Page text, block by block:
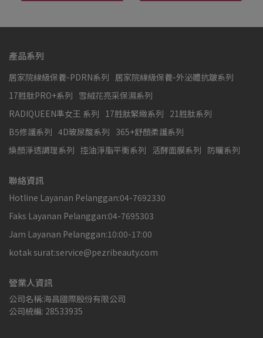
產品系列
居家院線級保養-PDRN系列 居家院線級保養-外泌體抗皺系列
17胜肽PRO+系列 雪絨花亮采保濕系列
RADIQUEEN準女王 系列 17胜肽緊緻系列 21胜肽系列
B5修護系列 4D玻尿酸系列 365+舒顏柔護系列
煥顏淨透調理系列 控油淨脂平衡系列 活酵面膜系列 防曬系列
聯絡資訊
Hotline Layanan Pelanggan:04-7692330
Faks Layanan Pelanggan:04-7695303
Jam Layanan Pelanggan:10:00-17:00
kotak surat:service@pezribeauty.com
營業人資訊
公司名稱:海昌國際股份有限公司
公司統編: 28533935